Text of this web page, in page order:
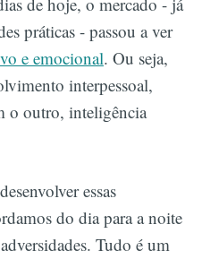
práticas - passou a ver
e emocional. Ou seja,
interpessoal,
o outro, inteligência
essas
do dia para a noite
Tudo é um